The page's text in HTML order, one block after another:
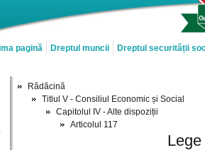
pagină Dreptul muncii Dreptul securității
Rădăcină
Titlul V - Consiliul Economic și Social
Capitolul IV - Alte dispoziții
Articolul 117